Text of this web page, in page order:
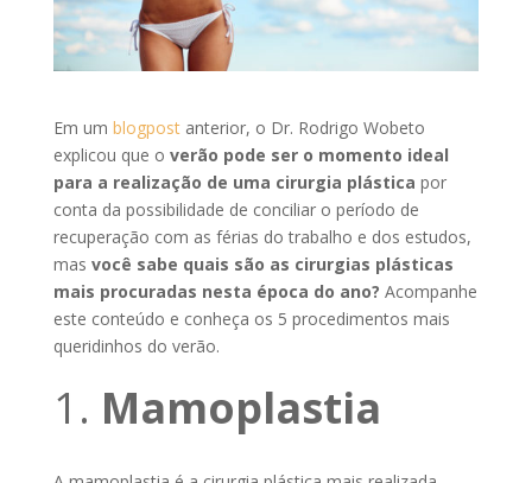
Em um blogpostanterior, o Dr. Rodrigo Wobeto
explicou que o verão pode ser o momento ideal
para a realização de uma cirurgia plástica por
conta da possibilidade de conciliar o período de
recuperação com as férias do trabalho e dos estudos,
mas você sabe quais são as cirurgias plásticas
mais procuradas nesta época do ano? Acompanhe
este conteúdo e conheça os 5 procedimentos mais
queridinhos do verão.
Mamoplastia